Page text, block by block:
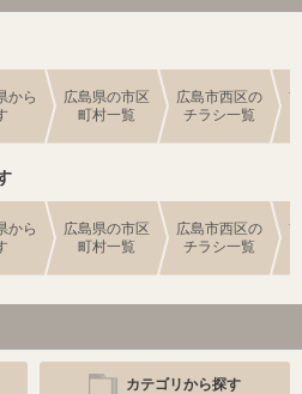
から
広島県の市区
町村一覧
広島市西区の
チラシ一覧
から
広島県の市区
町村一覧
広島市西区の
チラシ一覧
カテゴリから探す